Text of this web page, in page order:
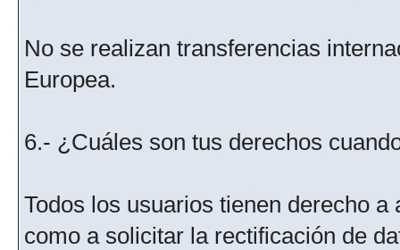
No se realizan transferencias
Europea.
6.- ¿Cuáles son tus derechos
Todos los usuarios tienen derecho
como a solicitar la rectificación de